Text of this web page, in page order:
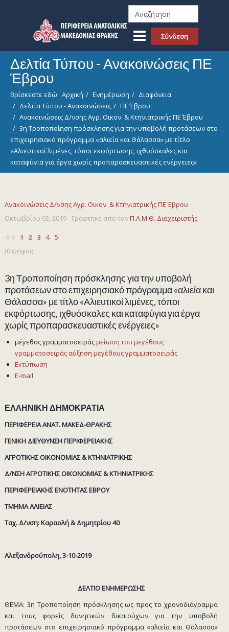
Σύνδεση
Δελτία Τύπου - Ανακοινώσεις ΠΕ
Έβρου
Βρίσκεστε εδώ: Αρχική Ενημέρωση
Διαφάνεια
Δελτία Τύπου - Ανακοινώσεις
ΠΕ Έβρου
Ανακοινώσεις Δ/νσης Αγρ. Οικον. & Κτηνιατρικής ΠΕ Έβρου
3η Τροποποίηση πρόσκλησης για την υποβολή προτάσεων στο
επιχειρησιακό πρόγραμμα «αλιεία και Θάλασσα» με τίτλο
«Αλιευτικοί λιμένες, τόποι εκφόρτωσης, ιχθυόσκαλες και
καταφύγια για έργα χωρίς προπαρασκευαστικές ενέργειες»
Ανακοινώσεις Δ/νσης Αγρ. Οικον. & Κτηνιατρικής ΠΕ Έβρου
Οκτωβρίου 03, 2019
Γράφτηκε από τονΠ.Α.Μ.Θ. Διαχειριστής
1 2 3 4 5
(0 ψήφοι)
3η Τροποποίηση πρόσκλησης για την υποβολή
προτάσεων στο επιχειρησιακό πρόγραμμα «αλιεία και
Θάλασσα» με τίτλο «Αλιευτικοί λιμένες, τόποι
εκφόρτωσης, ιχθυόσκαλες και καταφύγια για έργα
χωρίς προπαρασκευαστικές ενέργειες»
μέγεθος γραμματοσειράςμείωση του μεγέθους
γραμματοσειράς αύξηση μεγέθους γραμματοσειράς
Εκτύπωση
E-mail
ΕΛΛΗΝΙΚΗ ΔΗΜΟΚΡΑΤΙΑ
ΠΕΡΙΦΕΡΕΙΑ ΑΝAT. ΜΑΚΕΔ-ΘΡΑΚΗΣ
ΓΕΝΙΚΗ ΔΙΕΥΘΥΝΣΗ ΠΕΡΙΦΕΡΕΙΑΚΗΣ
ΑΓΡΟΤΙΚΗΣ ΟΙΚΟΝΟΜΙΑΣ & ΚΤΗΝΙΑΤΡΙΚΗΣ
Δ/ΝΣΗ ΑΓΡΟΤΙΚΗΣ ΟΙΚΟΝΟΜΙΑΣ & ΚΤΗΝΙΑΤΡΙΚΗΣ
ΠΕΡΙΦΕΡΕΙΑΚΗΣ ΕΝΟΤΗΤΑΣ ΕΒΡΟΥ
ΤΜΗΜΑ ΑΛΙΕΙΑΣ
Ταχ. Δ/νση: Καραολή & Δημητρίου 40
Αλεξανδρούπολη, 3-10-2019
ΔΕΛΤΙΟ ΕΝΗΜΕΡΩΣΗΣ
ΘΕΜΑ: 3η Τροποποίηση πρόσκλησης ως προς το χρονοδιάγραμμα
και τους φορείς δυνητικών δικαιούχων για την υποβολή
προτάσεων στο επιχειρησιακό πρόγραμμα «αλιεία και Θάλασσα»